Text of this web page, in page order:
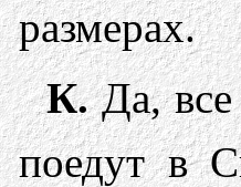
размерах.
К.Да, все
поедут в